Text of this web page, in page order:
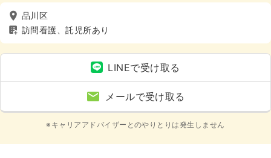
品川区
訪問看護、託児所あり
LINEで受け取る
メールで受け取る
※キャリアアドバイザーとのやりとりは発生しません